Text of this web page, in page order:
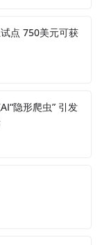
点 750美元可获
隐形爬虫” 引发